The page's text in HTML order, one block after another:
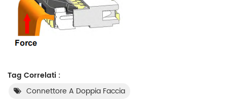
Tag Correlati :
Connettore A Doppia Faccia